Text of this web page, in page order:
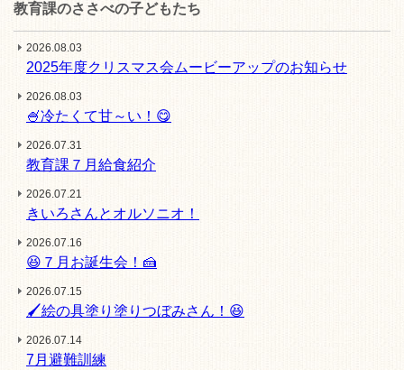
教育課のささべの子どもたち
2026.08.03
2025年度クリスマス会ムービーアップのお知らせ
2026.08.03
🍧冷たくて甘～い！😋
2026.07.31
教育課７月給食紹介
2026.07.21
きいろさんとオルソニオ！
2026.07.16
😆７月お誕生会！🍰
2026.07.15
🖌️絵の具塗り塗りつぼみさん！😆
2026.07.14
7月避難訓練